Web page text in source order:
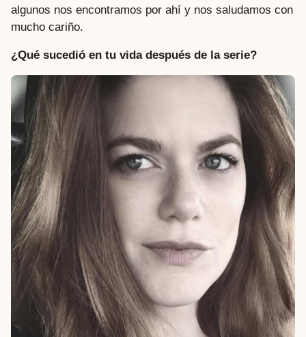
algunos nos encontramos por ahí y nos saludamos con
mucho cariño.
¿Qué sucedió en tu vida después de la serie?